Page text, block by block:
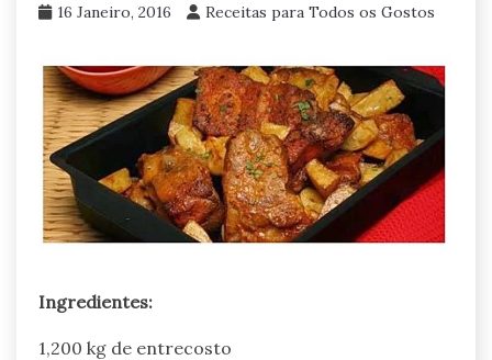
16 Janeiro, 2016 Receitas para Todos os Gostos
Ingredientes:
1,200 kg de entrecosto